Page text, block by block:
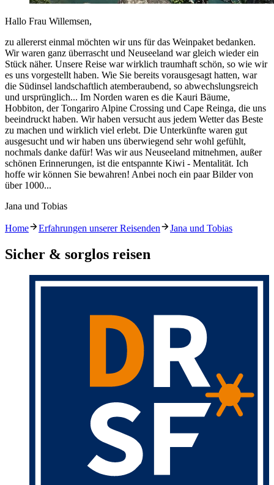
Hallo Frau Willemsen,
zu allererst einmal möchten wir uns für das Weinpaket bedanken.
Wir waren ganz überrascht und Neuseeland war gleich wieder ein
Stück näher. Unsere Reise war wirklich traumhaft schön, so wie wir
es uns vorgestellt haben. Wie Sie bereits vorausgesagt hatten, war
die Südinsel landschaftlich atemberaubend, so abwechslungsreich
und ursprünglich... Im Norden waren es die Kauri Bäume,
Hobbiton, der Tongariro Alpine Crossing und Cape Reinga, die uns
beeindruckt haben. Wir haben versucht aus jedem Wetter das Beste
zu machen und wirklich viel erlebt. Die Unterkünfte waren gut
ausgesucht und wir haben uns überwiegend sehr wohl gefühlt,
nochmals danke dafür! Was wir aus Neuseeland mitnehmen, außer
schönen Erinnerungen, ist die entspannte Kiwi - Mentalität. Ich
hoffe wir können Sie bewahren! Anbei noch ein paar Bilder von
über 1000...
Jana und Tobias
Home Erfahrungen unserer Reisenden Jana und Tobias
Sicher & sorglos reisen